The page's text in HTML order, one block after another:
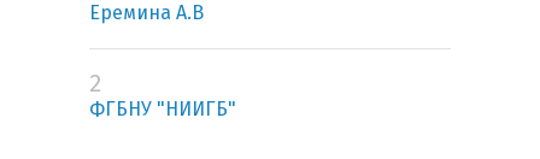
Еремина А.В
2
ФГБНУ "НИИГБ"